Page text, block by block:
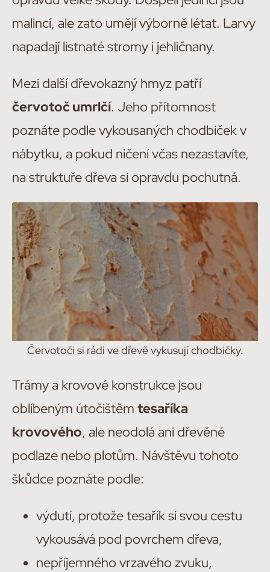
malincí, ale zato umějí výborně létat. Larvy
napadají listnaté stromy i jehličnany.
Mezi další dřevokazný hmyz patří
červotoč umrlčí. Jeho přítomnost
poznáte podle vykousaných chodbiček v
nábytku, a pokud ničení včas nezastavíte,
na struktuře dřeva si opravdu pochutná.
Červotoči si rádi ve dřevě vykusují chodbičky.
Trámy a krovové konstrukce jsou
oblíbeným útočištěm tesaříka
krovového, ale neodolá ani dřevěné
podlaze nebo plotům. Návštěvu tohoto
škůdce poznáte podle:
výdutí, protože tesařík si svou cestu
vykousává pod povrchem dřeva,
nepříjemného vrzavého zvuku,